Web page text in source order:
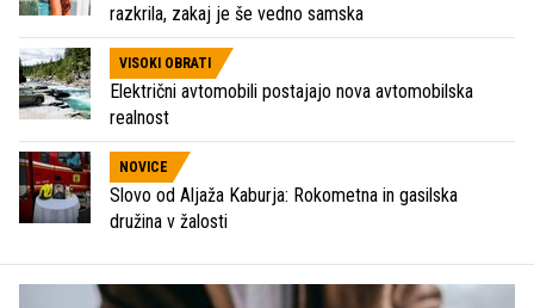
razkrila, zakaj je še vedno samska
VISOKI OBRATI
Električni avtomobili postajajo nova avtomobilska
realnost
NOVICE
Slovo od Aljaža Kaburja: Rokometna in gasilska
družina v žalosti